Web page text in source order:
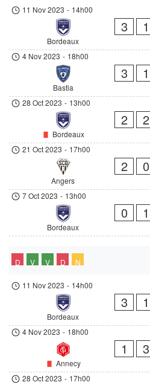
11 Nov 2023 - 14h00
Bordeaux
3 1
4 Nov 2023 - 18h00
Bastia
3 1
28 Oct 2023 - 13h00
Bordeaux
2 2
21 Oct 2023 - 17h00
Angers
2 0
7 Oct 2023 - 13h00
Bordeaux
0 1
D V V D N
11 Nov 2023 - 14h00
Bordeaux
3 1
4 Nov 2023 - 18h00
Annecy
1 3
28 Oct 2023 - 17h00